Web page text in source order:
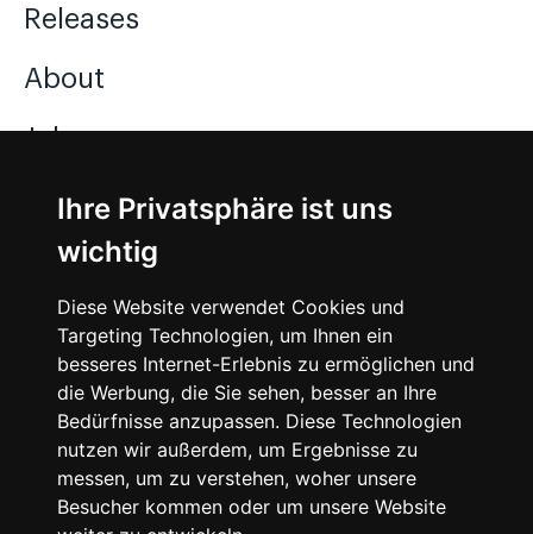
Ihre Privatsphäre ist uns
wichtig
Diese Website verwendet Cookies und
Targeting Technologien, um Ihnen ein
besseres Internet-Erlebnis zu ermöglichen und
die Werbung, die Sie sehen, besser an Ihre
Bedürfnisse anzupassen. Diese Technologien
nutzen wir außerdem, um Ergebnisse zu
messen, um zu verstehen, woher unsere
Besucher kommen oder um unsere Website
Releases
About
Jobs
Instagram
Facebook
Vimeo
2026SNEAKERᴰᴱ